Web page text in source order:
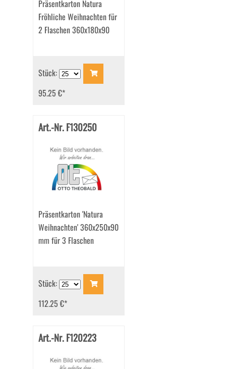
Präsentkarton Natura
Fröhliche Weihnachten für
2 Flaschen 360x180x90
Stück:
95.25 €*
Art.-Nr. F130250
Präsentkarton 'Natura
Weihnachten' 360x250x90
mm für 3 Flaschen
Stück:
112.25 €*
Art.-Nr. F120223